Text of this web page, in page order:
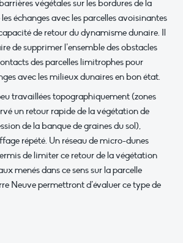
végétales sur les bordures de la
échanges avec les parcelles avoisinantes
de retour du dynamisme dunaire. Il
de supprimer l’ensemble des obstacles
des parcelles limitrophes pour
avec les milieux dunaires en bon état.
travaillées topographiquement (zones
un retour rapide de la végétation de
de la banque de graines du sol),
répété. Un réseau de micro-dunes
de limiter ce retour de la végétation
menés dans ce sens sur la parcelle
Neuve permettront d’évaluer ce type de